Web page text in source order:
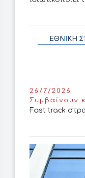
26/7/2026
Συμβαίνουν
Fast track